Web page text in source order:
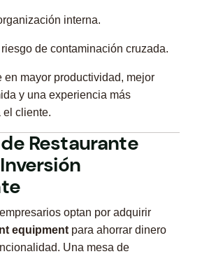
interna.
de contaminación cruzada.
en mayor productividad, mejor
y una experiencia más
el cliente.
Restaurante
optan por adquirir
equipment para ahorrar dinero
Una mesa de